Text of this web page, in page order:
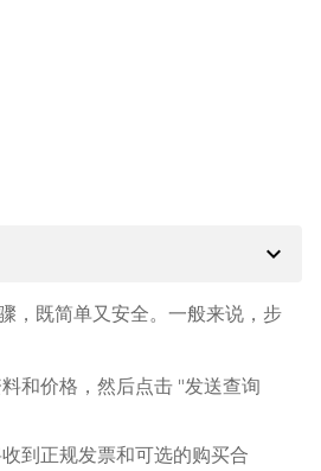
expand_more
，既简单又安全。一般来说，步
和价格，然后点击 "发送查询
到正规发票和可选的购买合